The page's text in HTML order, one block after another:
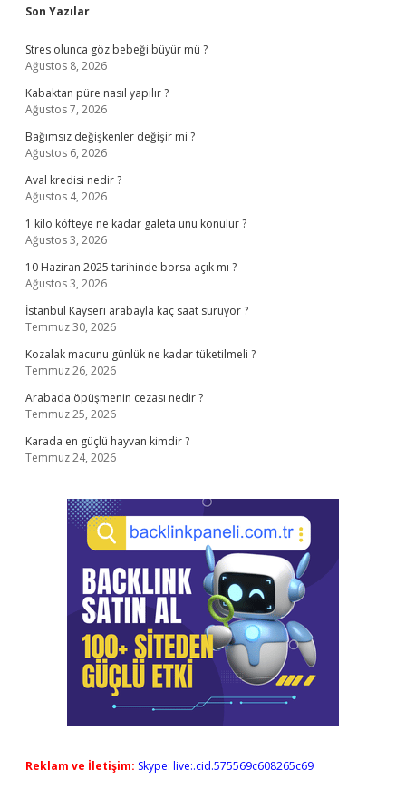
Sidebar
Son Yazılar
Stres olunca göz bebeği büyür mü ?
Ağustos 8, 2026
Kabaktan püre nasıl yapılır ?
Ağustos 7, 2026
Bağımsız değişkenler değişir mi ?
Ağustos 6, 2026
Aval kredisi nedir ?
Ağustos 4, 2026
1 kilo köfteye ne kadar galeta unu konulur ?
Ağustos 3, 2026
10 Haziran 2025 tarihinde borsa açık mı ?
Ağustos 3, 2026
İstanbul Kayseri arabayla kaç saat sürüyor ?
Temmuz 30, 2026
Kozalak macunu günlük ne kadar tüketilmeli ?
Temmuz 26, 2026
Arabada öpüşmenin cezası nedir ?
Temmuz 25, 2026
Karada en güçlü hayvan kimdir ?
Temmuz 24, 2026
Reklam ve İletişim: Skype: live:.cid.575569c608265c69